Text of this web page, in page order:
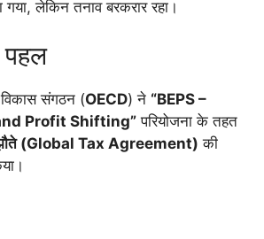
लेकिन तनाव बरकरार रहा।
संगठन (OECD) ने “BEPS –
Profit Shifting” परियोजना के तहत
(Global Tax Agreement) की